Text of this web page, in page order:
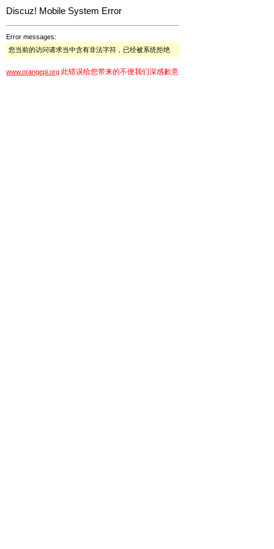
Discuz! Mobile System Error
Error messages:
您当前的访问请求当中含有非法字符，已经被系统拒绝
www.orangepi.org 此错误给您带来的不便我们深感歉意